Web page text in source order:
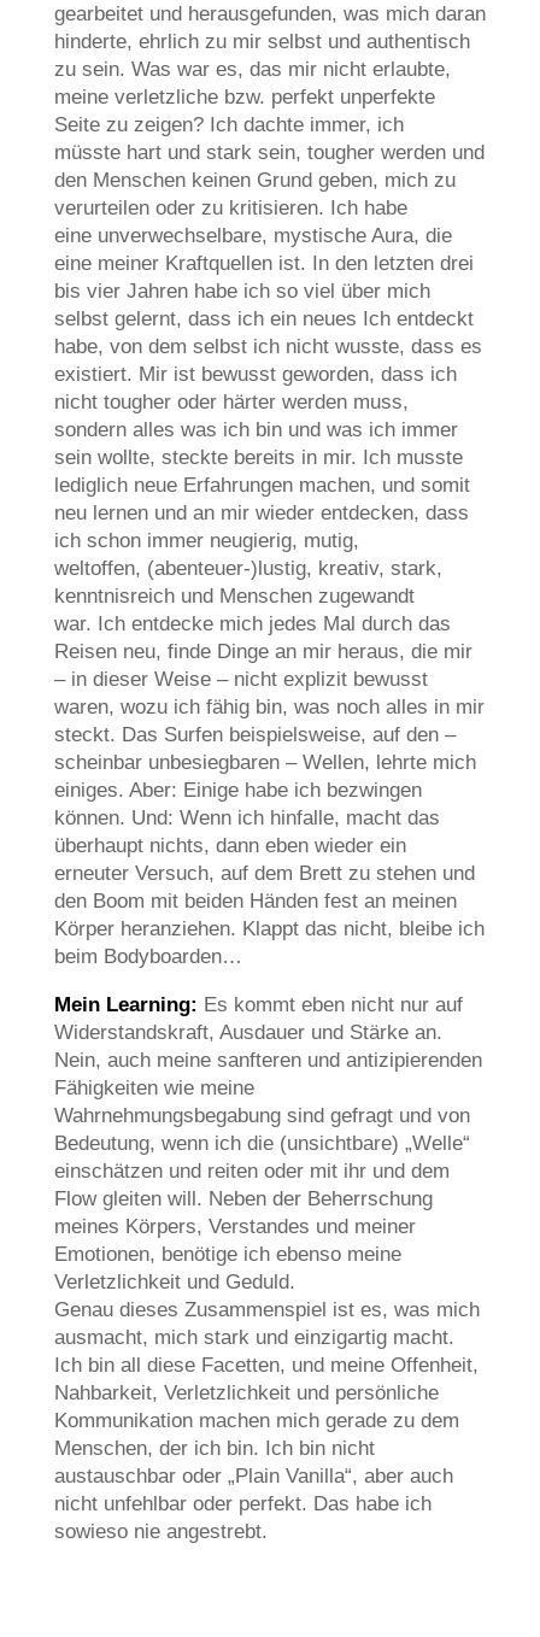
gearbeitet und herausgefunden, was mich daran
hinderte, ehrlich zu mir selbst und authentisch
zu sein. Was war es, das mir nicht erlaubte,
meine verletzliche bzw. perfekt unperfekte
Seite zu zeigen? Ich dachte immer, ich
müsste hart und stark sein, tougher werden und
den Menschen keinen Grund geben, mich zu
verurteilen oder zu kritisieren. Ich habe
eine unverwechselbare, mystische Aura, die
eine meiner Kraftquellen ist. In den letzten drei
bis vier Jahren habe ich so viel über mich
selbst gelernt, dass ich ein neues Ich entdeckt
habe, von dem selbst ich nicht wusste, dass es
existiert. Mir ist bewusst geworden, dass ich
nicht tougher oder härter werden muss,
sondern alles was ich bin und was ich immer
sein wollte, steckte bereits in mir. Ich musste
lediglich neue Erfahrungen machen, und somit
neu lernen und an mir wieder entdecken, dass
ich schon immer neugierig, mutig,
weltoffen, (abenteuer-)lustig, kreativ, stark,
kenntnisreich und Menschen zugewandt
war. Ich entdecke mich jedes Mal durch das
Reisen neu, finde Dinge an mir heraus, die mir
– in dieser Weise – nicht explizit bewusst
waren, wozu ich fähig bin, was noch alles in mir
steckt. Das Surfen beispielsweise, auf den –
scheinbar unbesiegbaren – Wellen, lehrte mich
einiges. Aber: Einige habe ich bezwingen
können. Und: Wenn ich hinfalle, macht das
überhaupt nichts, dann eben wieder ein
erneuter Versuch, auf dem Brett zu stehen und
den Boom mit beiden Händen fest an meinen
Körper heranziehen. Klappt das nicht, bleibe ich
beim Bodyboarden…
Mein Learning: Es kommt eben nicht nur auf
Widerstandskraft, Ausdauer und Stärke an.
Nein, auch meine sanfteren und antizipierenden
Fähigkeiten wie meine
Wahrnehmungsbegabung sind gefragt und von
Bedeutung, wenn ich die (unsichtbare) „Welle“
einschätzen und reiten oder mit ihr und dem
Flow gleiten will. Neben der Beherrschung
meines Körpers, Verstandes und meiner
Emotionen, benötige ich ebenso meine
Verletzlichkeit und Geduld.
Genau dieses Zusammenspiel ist es, was mich
ausmacht, mich stark und einzigartig macht.
Ich bin all diese Facetten, und meine Offenheit,
Nahbarkeit, Verletzlichkeit und persönliche
Kommunikation machen mich gerade zu dem
Menschen, der ich bin. Ich bin nicht
austauschbar oder „Plain Vanilla“, aber auch
nicht unfehlbar oder perfekt. Das habe ich
sowieso nie angestrebt.